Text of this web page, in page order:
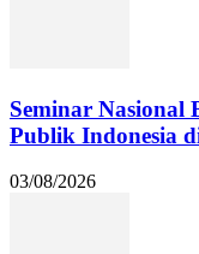
Seminar Nasional
Publik Indonesia
03/08/2026